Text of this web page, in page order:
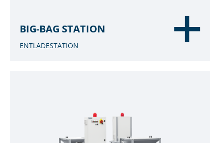
BIG-BAG STATION
ENTLADESTATION